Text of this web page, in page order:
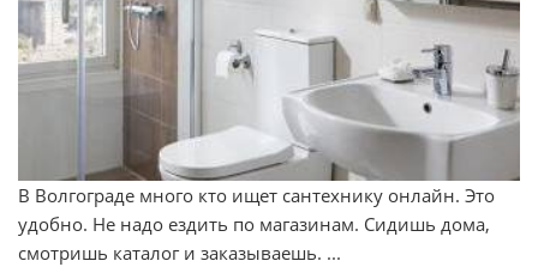
В Волгограде много кто ищет сантехнику онлайн. Это
удобно. Не надо ездить по магазинам. Сидишь дома,
смотришь каталог и заказываешь. ...